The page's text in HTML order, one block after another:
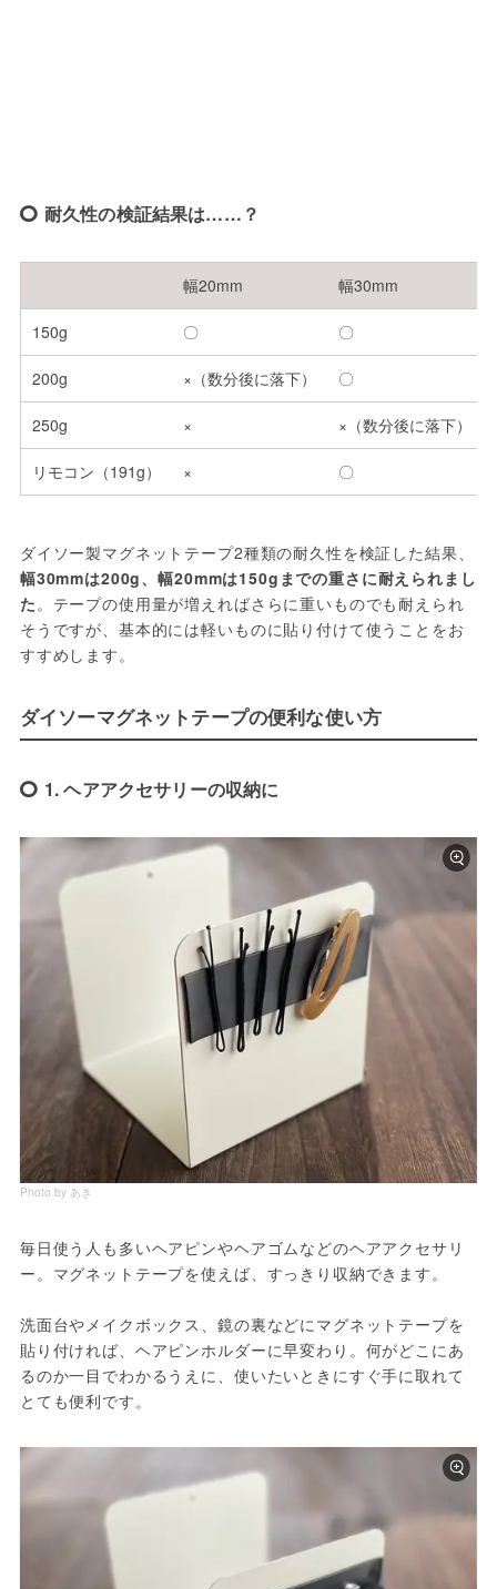
耐久性の検証結果は……？
幅20mm 幅30mm
150g 〇 〇
200g ×（数分後に落下） 〇
250g × ×（数分後に落下）
リモコン（191g） × 〇
ダイソー製マグネットテープ2種類の耐久性を検証した結果、
幅30mmは200g、幅20mmは150gまでの重さに耐えられまし
た。テープの使用量が増えればさらに重いものでも耐えられ
そうですが、基本的には軽いものに貼り付けて使うことをお
すすめします。
ダイソーマグネットテープの便利な使い方
1. ヘアアクセサリーの収納に
Photo by あき
毎日使う人も多いヘアピンやヘアゴムなどのヘアアクセサリ
ー。マグネットテープを使えば、すっきり収納できます。
洗面台やメイクボックス、鏡の裏などにマグネットテープを
貼り付ければ、ヘアピンホルダーに早変わり。何がどこにあ
るのか一目でわかるうえに、使いたいときにすぐ手に取れて
とても便利です。